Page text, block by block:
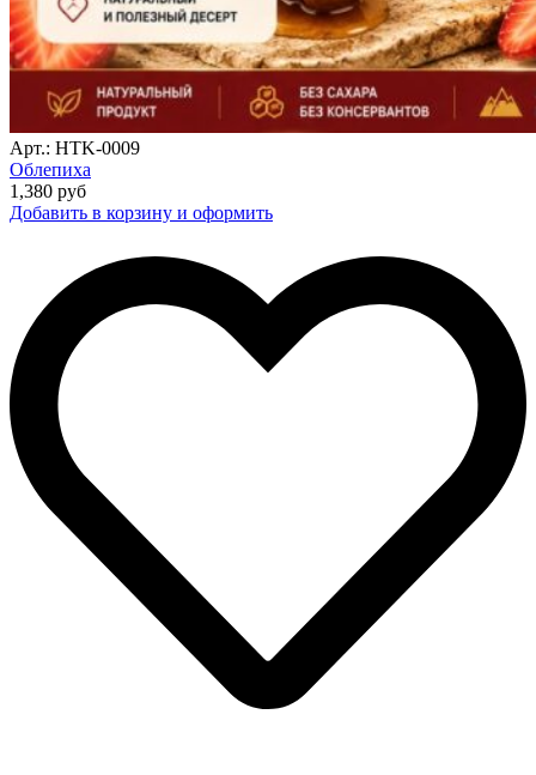
Арт.: HTK-0009
Облепиха
1,380 руб
Добавить в корзину и оформить